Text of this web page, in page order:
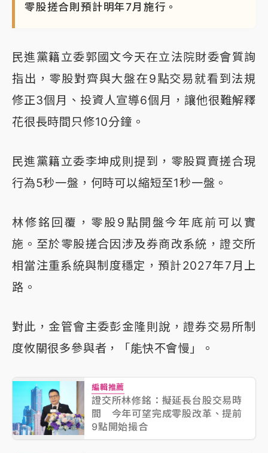
零股搓合則預計明年7月施行。
民進黨籍立委郭國文今天在立法院財委會質詢
指出，零股對齊與大盤在9點交易就看到法規
修正3個月、投資人宣導6個月，讓他很難解釋
花很長時間只修10分鐘。
民進黨籍立委李坤成則提到，零股買賣搓合現
行為5秒一盤，何時可以縮短至1秒一盤。
林修銘回覆，零股9點開盤今年底前可以實
施。至於零股搓合因涉及券商改系統，證交所
相當注重系統與制度穩定，預計2027年7月上
路。
對此，金管會主委彭金隆則說，證券交易所制
度攸關很多參與者，「能快不會慢」。
編輯推薦
證交所林修銘：擬延長台股交易時
間 今年可望完成零股改革、提前
9點開始撮合